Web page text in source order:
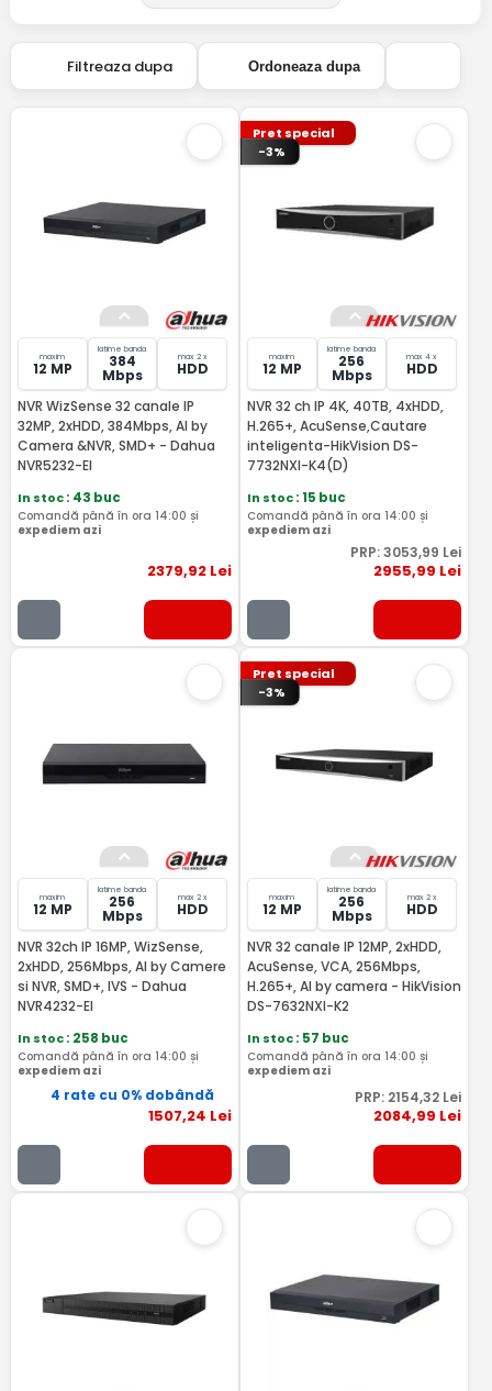
Filtreaza dupa Ordoneaza dupa
maxim
12 MP
latime banda
384
Mbps
max 2 x
HDD
NVR WizSense 32 canale IP
32MP, 2xHDD, 384Mbps, AI by
Camera &NVR, SMD+ - Dahua
NVR5232-EI
In stoc: 43 buc
Comandă până în ora 14:00 și
expediem azi
2379,92Lei
Pret special
-3%
maxim
12 MP
latime banda
256
Mbps
max 4 x
HDD
NVR 32 ch IP 4K, 40TB, 4xHDD,
H.265+, AcuSense,Cautare
inteligenta-HikVision DS-
7732NXI-K4(D)
In stoc: 15 buc
Comandă până în ora 14:00 și
expediem azi
PRP:3053,99 Lei
2955,99 Lei
maxim
12 MP
latime banda
256
Mbps
max 2 x
HDD
NVR 32ch IP 16MP, WizSense,
2xHDD, 256Mbps, AI by Camere
si NVR, SMD+, IVS - Dahua
NVR4232-EI
In stoc: 258 buc
Comandă până în ora 14:00 și
expediem azi
4 rate cu 0% dobândă
1507,24 Lei
Pret special
-3%
maxim
12 MP
latime banda
256
Mbps
max 2 x
HDD
NVR 32 canale IP 12MP, 2xHDD,
AcuSense, VCA, 256Mbps,
H.265+, AI by camera - HikVision
DS-7632NXI-K2
In stoc: 57 buc
Comandă până în ora 14:00 și
expediem azi
PRP: 2154,32 Lei
2084,99 Lei